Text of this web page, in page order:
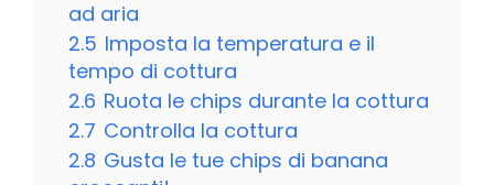
ad aria
2.5 Imposta la temperatura e il
tempo di cottura
2.6 Ruota le chips durante la cottura
2.7 Controlla la cottura
2.8 Gusta le tue chips di banana